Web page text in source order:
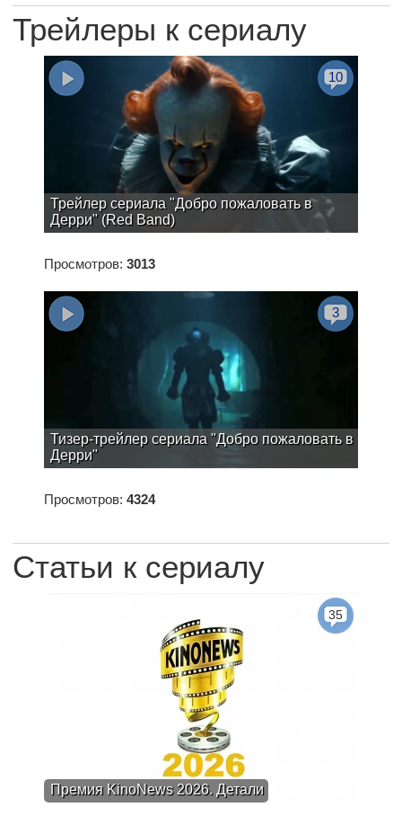
Трейлеры к сериалу
Трейлер сериала "Добро пожаловать в
Дерри" (Red Band)
10
Просмотров: 3013
Тизер-трейлер сериала "Добро пожаловать в
Дерри"
3
Просмотров: 4324
Статьи к сериалу
Премия KinoNews 2026. Детали
35